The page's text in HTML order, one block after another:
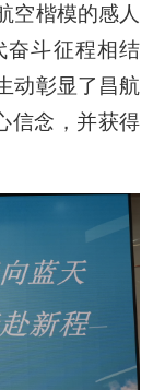
空楷模的感人
奋斗征程相结
动彰显了昌航
信念，并获得